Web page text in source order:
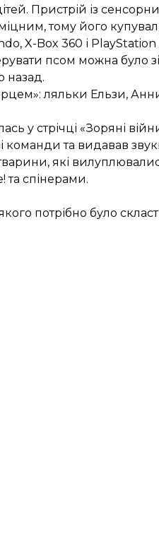
Пристрій із
тому його
X-Box 360 і PlayStation
псом можна було зі
назад.
ляльки Ельзи,
у стрічці «Зоряні
команди та видавав
які
та спінерами.
потрібно було